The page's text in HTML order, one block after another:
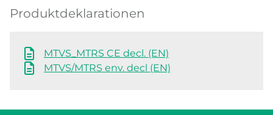
Produktdeklarationen
MTVS_MTRS CE decl. (EN)
MTVS/MTRS env. decl (EN)